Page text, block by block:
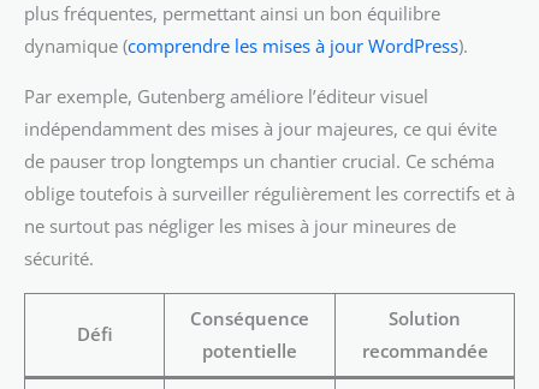
plus fréquentes, permettant ainsi un bon équilibre
dynamique (comprendre les mises à jour WordPress).
Par exemple, Gutenberg améliore l’éditeur visuel
indépendamment des mises à jour majeures, ce qui évite
de pauser trop longtemps un chantier crucial. Ce schéma
oblige toutefois à surveiller régulièrement les correctifs et à
ne surtout pas négliger les mises à jour mineures de
sécurité.
Défi
Conséquence
potentielle
Solution
recommandée